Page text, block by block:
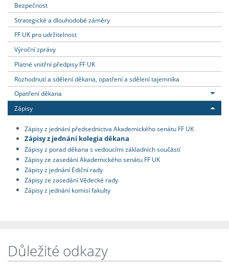
Bezpečnost
Strategické a dlouhodobé záměry
FF UK pro udržitelnost
Výroční zprávy
Platné vnitřní předpisy FF UK
Rozhodnutí a sdělení děkana, opatření a sdělení tajemníka
Opatření děkana
Zápisy
Zápisy z jednání předsednictva Akademického senátu FF UK
Zápisy z jednání kolegia děkana
Zápisy z porad děkana s vedoucími základních součástí
Zápisy ze zasedání Akademického senátu FF UK
Zápisy z jednání Ediční rady
Zápisy ze zasedání Vědecké rady
Zápisy z jednání komisí fakulty
Důležité odkazy